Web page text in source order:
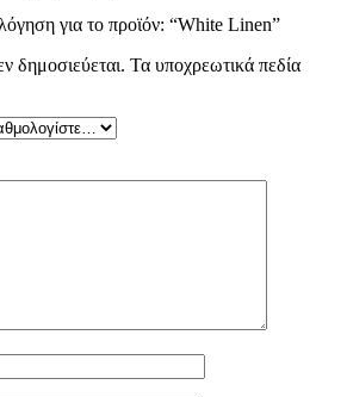
για το προϊόν: “White Linen”
δημοσιεύεται. Τα υποχρεωτικά πεδία